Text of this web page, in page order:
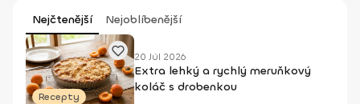
Nejčtenější Nejoblíbenější
Recepty
20 Júl 2026
Extra lehký a rychlý meruňkový
koláč s drobenkou